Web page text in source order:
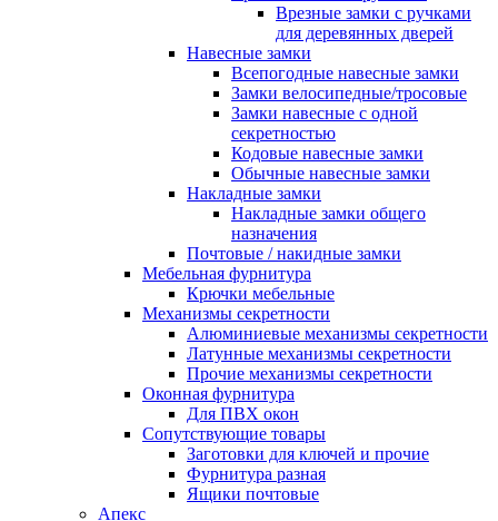
Врезные замки с ручками
для деревянных дверей
Навесные замки
Всепогодные навесные замки
Замки велосипедные/тросовые
Замки навесные с одной
секретностью
Кодовые навесные замки
Обычные навесные замки
Накладные замки
Накладные замки общего
назначения
Почтовые / накидные замки
Мебельная фурнитура
Крючки мебельные
Механизмы секретности
Алюминиевые механизмы секретности
Латунные механизмы секретности
Прочие механизмы секретности
Оконная фурнитура
Для ПВХ окон
Сопутствующие товары
Заготовки для ключей и прочие
Фурнитура разная
Ящики почтовые
Апекс